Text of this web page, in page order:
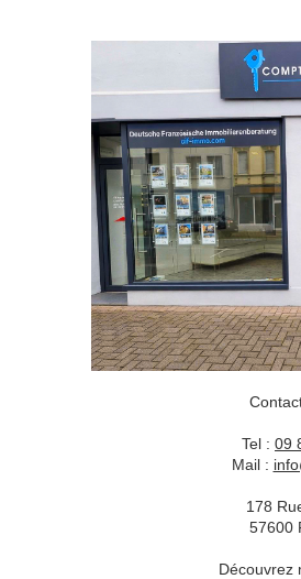
Tel : 09
Mail :
178
57600
Découvrez